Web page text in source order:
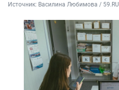
Источник: Василина Любимова / 59.RU